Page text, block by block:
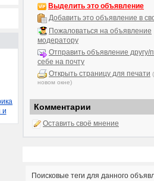
Выделить это объявление
Добавить это объявление в
Пожаловаться на объявление
модератору
Отправить объявление другу/
себе на почту
Открыть страницу для печати
новом окне)
Комментарии
Оставить своё мнение
Поисковые теги для данного